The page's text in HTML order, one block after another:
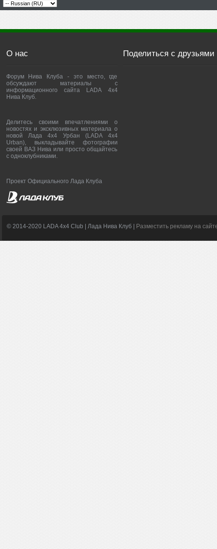
О нас
Форум Нива Клуба - это место, где
обсуждают материалы с
информационного сайта LADA 4x4
Нива Клуб.
Делитесь своими впечатлениями о
новостях и эксклюзивных материала о
новой Лада 4х4 Урбан (LADA 4x4
Urban), выкладывайте фотографии
своей ВАЗ Нива или просто общайтесь
с одноклубниками.
Проект Официального Лада Клуба
Поделиться с друзьями
© 2014-2020 LADA 4x4 Club | Лада Нива Клуб | Разместить рекламу на